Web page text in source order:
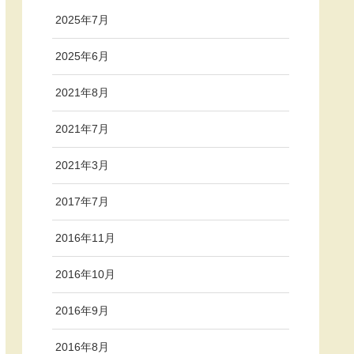
2025年7月
2025年6月
2021年8月
2021年7月
2021年3月
2017年7月
2016年11月
2016年10月
2016年9月
2016年8月